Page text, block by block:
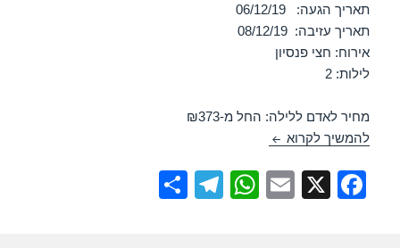
תאריך הגעה: 06/12/19
תאריך עזיבה: 08/12/19
אירוח: חצי פנסיון
לילות: 2
מחיר לאדם ללילה: החל מ-₪373
להמשיך לקרוא מלון נפטון – אילת 06/12/2019
F
X
E
W
T